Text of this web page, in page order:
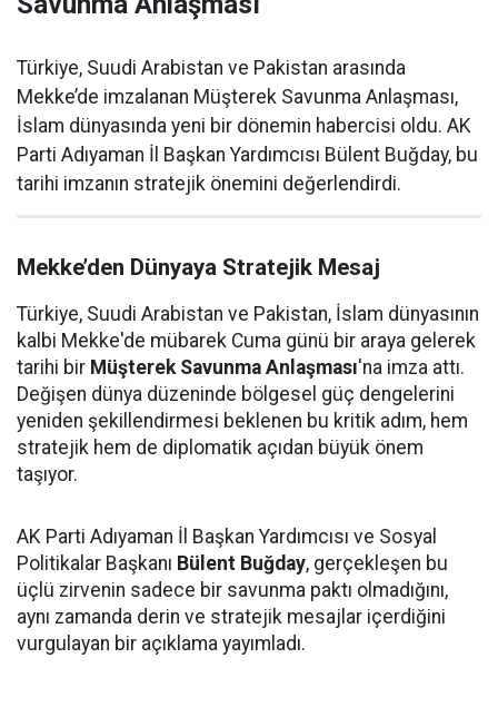
Türkiye, Suudi Arabistan ve Pakistan arasında
Mekke’de imzalanan Müşterek Savunma Anlaşması,
İslam dünyasında yeni bir dönemin habercisi oldu. AK
Parti Adıyaman İl Başkan Yardımcısı Bülent Buğday, bu
tarihi imzanın stratejik önemini değerlendirdi.
Mekke’den Dünyaya Stratejik Mesaj
Türkiye, Suudi Arabistan ve Pakistan, İslam dünyasının
kalbi Mekke'de mübarek Cuma günü bir araya gelerek
tarihi bir Müşterek Savunma Anlaşması'na imza attı.
Değişen dünya düzeninde bölgesel güç dengelerini
yeniden şekillendirmesi beklenen bu kritik adım, hem
stratejik hem de diplomatik açıdan büyük önem
taşıyor.
AK Parti Adıyaman İl Başkan Yardımcısı ve Sosyal
Politikalar Başkanı Bülent Buğday, gerçekleşen bu
üçlü zirvenin sadece bir savunma paktı olmadığını,
aynı zamanda derin ve stratejik mesajlar içerdiğini
vurgulayan bir açıklama yayımladı.